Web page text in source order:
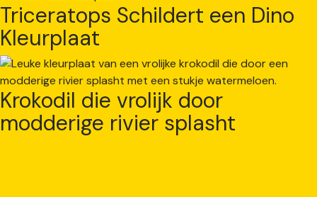
Triceratops Schildert een Dino
Kleurplaat
Krokodil die vrolijk door
modderige rivier splasht